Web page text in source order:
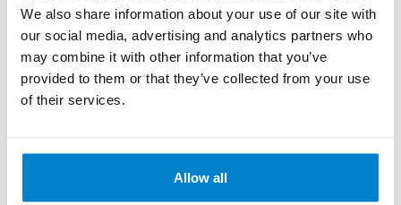
We also share information about your use of our site with
our social media, advertising and analytics partners who
may combine it with other information that you’ve
provided to them or that they’ve collected from your use
of their services.
Allow all
instructeur zal hier zoveel mogelijk rekening mee houden. Om
deel te nemen aan de training kan je je melden bij de
informatiebalie in de fitnessruimte (balie VU Campus). De
training vindt overal in de fitnessruimte plaats. Het is verplicht
Aanmelden